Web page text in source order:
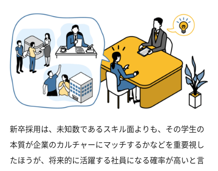
新卒採用は、未知数であるスキル面よりも、その学生の
本質が企業のカルチャーにマッチするかなどを重要視し
たほうが、将来的に活躍する社員になる確率が高いと言